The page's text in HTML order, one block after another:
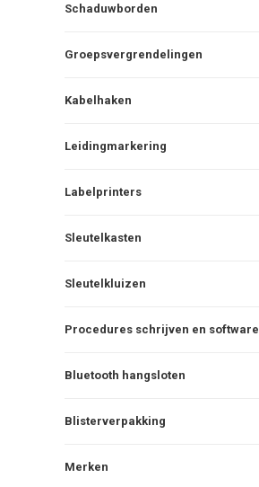
Schaduwborden
Groepsvergrendelingen
Kabelhaken
Leidingmarkering
Labelprinters
Sleutelkasten
Sleutelkluizen
Procedures schrijven en software
Bluetooth hangsloten
Blisterverpakking
Merken